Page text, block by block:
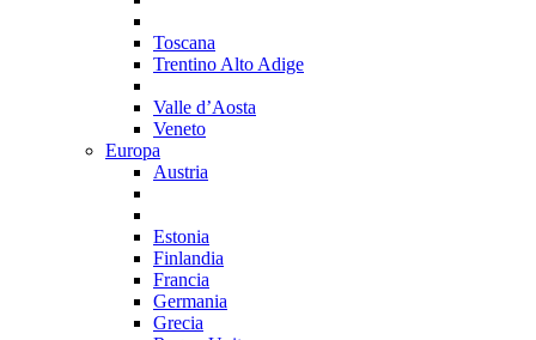
Toscana
Trentino Alto Adige
Valle d’Aosta
Veneto
Europa
Austria
Estonia
Finlandia
Francia
Germania
Grecia